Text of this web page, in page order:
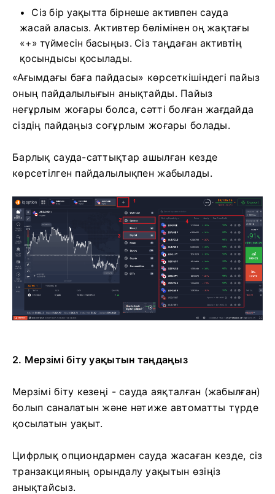
Сіз бір уақытта бірнеше активпен сауда
жасай аласыз. Активтер бөлімінен оң жақтағы
«+» түймесін басыңыз. Сіз таңдаған активтің
қосындысы қосылады.
«Ағымдағы баға пайдасы» көрсеткішіндегі пайыз
оның пайдалылығын анықтайды. Пайыз
неғұрлым жоғары болса, сәтті болған жағдайда
сіздің пайдаңыз соғұрлым жоғары болады.
Барлық сауда-саттықтар ашылған кезде
көрсетілген пайдалылықпен жабылады.
2. Мерзімі біту уақытын таңдаңыз
Мерзімі біту кезеңі - сауда аяқталған (жабылған)
болып саналатын және нәтиже автоматты түрде
қосылатын уақыт.
Цифрлық опциондармен сауда жасаған кезде, сіз
транзакцияның орындалу уақытын өзіңіз
анықтайсыз.